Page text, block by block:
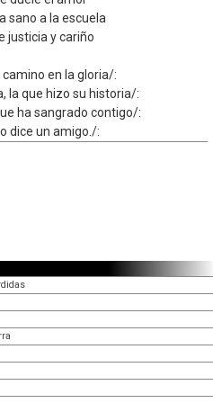
sano a la escuela
justicia y cariño
en la gloria/:
la que hizo su historia/:
ha sangrado contigo/:
dice un amigo./: